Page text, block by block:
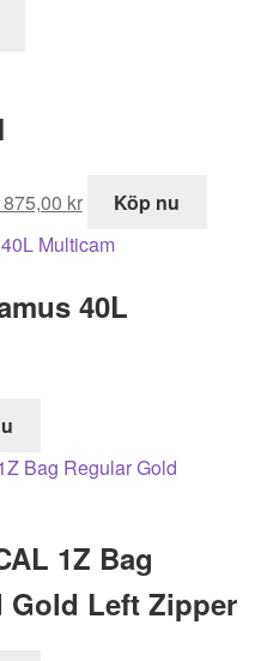
kr
nuvarande
priset
10
Köp nu
40L
1Z Bag
Gold Left Zipper